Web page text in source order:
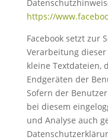
https://
Facebook setzt zur
Verarbeitung
kleine Textdateien,
Endgeräten der
Sofern der
bei diesem
und Analyse auch